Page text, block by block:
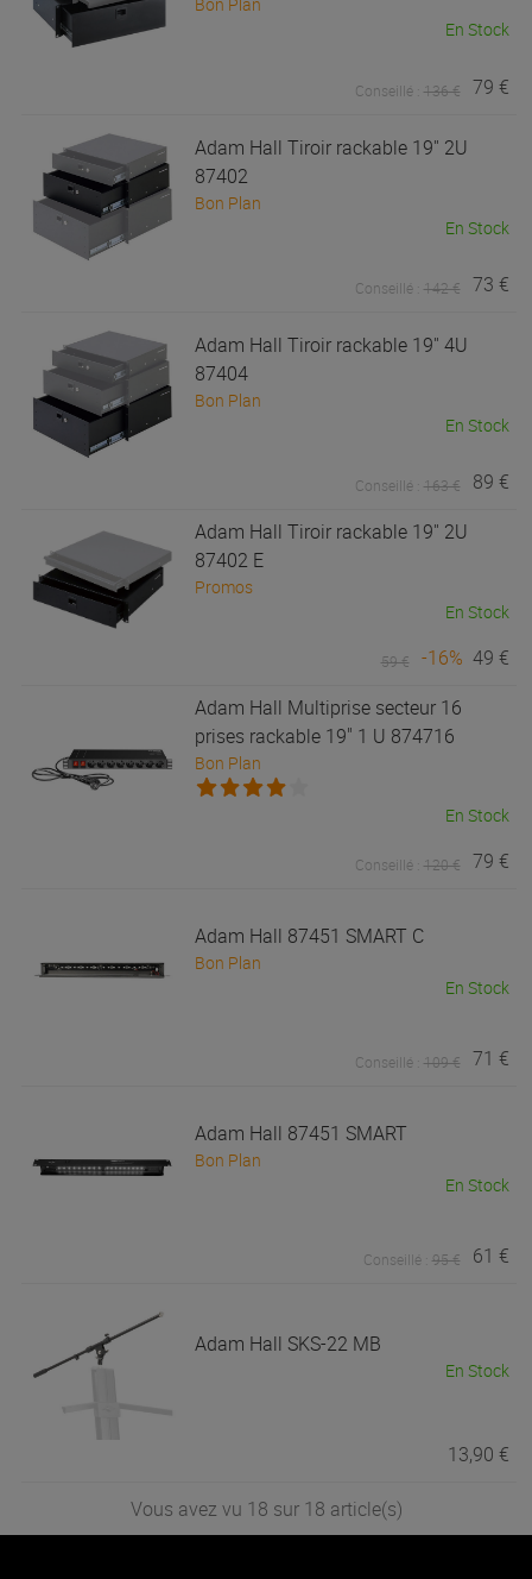
Bon Plan
En Stock
Conseillé : 136 € 79 €
Adam HallTiroir rackable 19'' 2U
87402
Bon Plan
En Stock
Conseillé : 142 € 73 €
Adam HallTiroir rackable 19'' 4U
87404
Bon Plan
En Stock
Conseillé : 163 €
89 €
Adam HallTiroir rackable 19'' 2U
87402 E
Promos
En Stock
59 € -16% 49 €
Adam Hall Multiprise secteur 16
prises rackable 19" 1 U 874716
Bon Plan
En Stock
Conseillé : 120 € 79 €
Adam Hall 87451 SMART C
Bon Plan
En Stock
Conseillé : 109 € 71 €
Adam Hall 87451 SMART
Bon Plan
En Stock
Conseillé : 95 € 61 €
Adam HallSKS-22 MB
En Stock
13,90 €
Vous avez vu 18 sur 18 article(s)